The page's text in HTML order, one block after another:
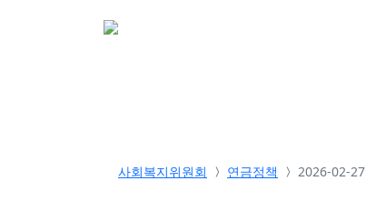
사회복지위원회 연금정책 2026-02-27